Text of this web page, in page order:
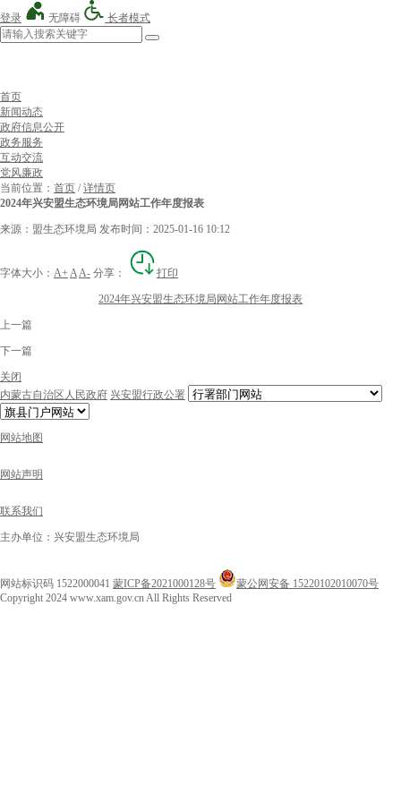
登录 无障碍 长者模式
首页
新闻动态
政府信息公开
政务服务
互动交流
党风廉政
当前位置： 首页 /详情页
2024年兴安盟生态环境局网站工作年度报表
来源：盟生态环境局 发布时间：2025-01-16 10:12
字体大小： A+ AA- 分享： 打印
2024年兴安盟生态环境局网站工作年度报表
上一篇
下一篇
关闭
内蒙古自治区人民政府 兴安盟行政公署
网站地图
网站声明
联系我们
主办单位：兴安盟生态环境局
网站标识码 1522000041 蒙ICP备2021000128号
蒙公网安备 15220102010070号
Copyright 2024 www.xam.gov.cn All Rights Reserved